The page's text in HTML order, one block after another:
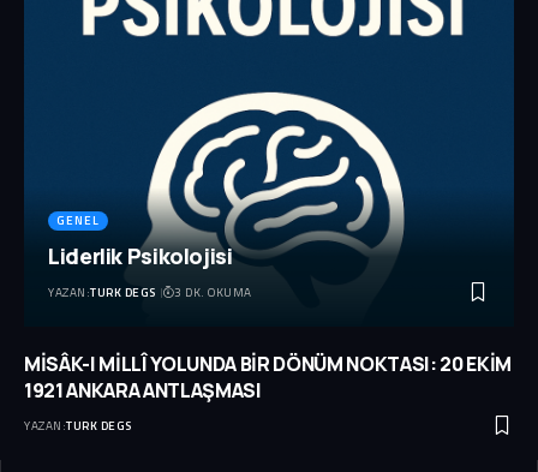
GENEL
Liderlik Psikolojisi
YAZAN:TURK DEGS 3 DK. OKUMA
MİSÂK-I MİLLÎ YOLUNDA BİR DÖNÜM NOKTASI: 20 EKİM
1921 ANKARA ANTLAŞMASI
YAZAN:TURK DEGS